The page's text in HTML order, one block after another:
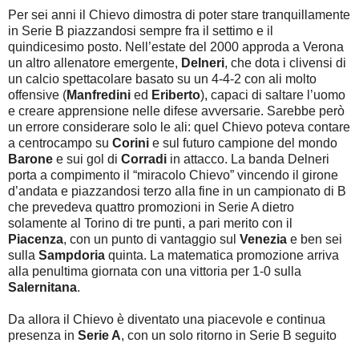
Per sei anni il Chievo dimostra di poter stare tranquillamente
in Serie B piazzandosi sempre fra il settimo e il
quindicesimo posto. Nell’estate del 2000 approda a Verona
un altro allenatore emergente, Delneri, che dota i clivensi di
un calcio spettacolare basato su un 4-4-2 con ali molto
offensive (Manfredini ed Eriberto), capaci di saltare l’uomo
e creare apprensione nelle difese avversarie. Sarebbe però
un errore considerare solo le ali: quel Chievo poteva contare
a centrocampo su Corini e sul futuro campione del mondo
Barone e sui gol di Corradi in attacco. La banda Delneri
porta a compimento il “miracolo Chievo” vincendo il girone
d’andata e piazzandosi terzo alla fine in un campionato di B
che prevedeva quattro promozioni in Serie A dietro
solamente al Torino di tre punti, a pari merito con il
Piacenza, con un punto di vantaggio sul Venezia e ben sei
sulla Sampdoria quinta. La matematica promozione arriva
alla penultima giornata con una vittoria per 1-0 sulla
Salernitana.
Da allora il Chievo è diventato una piacevole e continua
presenza in Serie A, con un solo ritorno in Serie B seguito